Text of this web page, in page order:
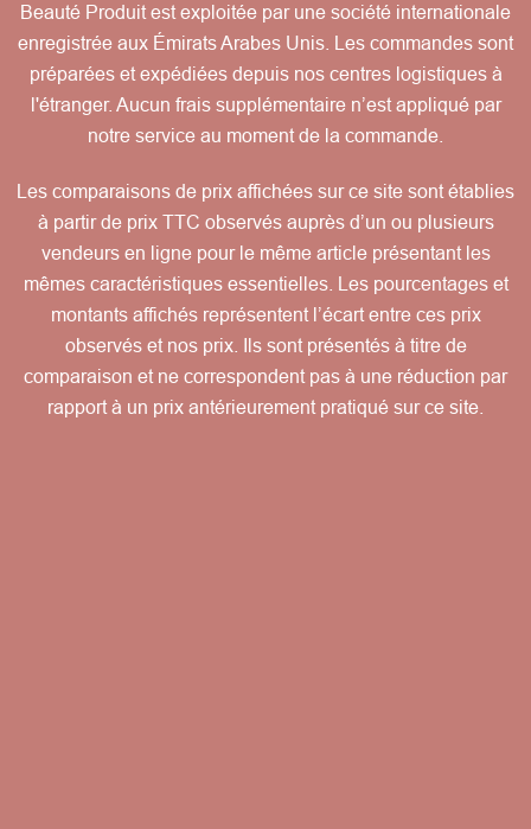
Beauté Produit est exploitée par une société internationale
enregistrée aux Émirats Arabes Unis. Les commandes sont
préparées et expédiées depuis nos centres logistiques à
l'étranger. Aucun frais supplémentaire n’est appliqué par
notre service au moment de la commande.
Les comparaisons de prix affichées sur ce site sont établies
à partir de prix TTC observés auprès d’un ou plusieurs
vendeurs en ligne pour le même article présentant les
mêmes caractéristiques essentielles. Les pourcentages et
montants affichés représentent l’écart entre ces prix
observés et nos prix. Ils sont présentés à titre de
comparaison et ne correspondent pas à une réduction par
rapport à un prix antérieurement pratiqué sur ce site.